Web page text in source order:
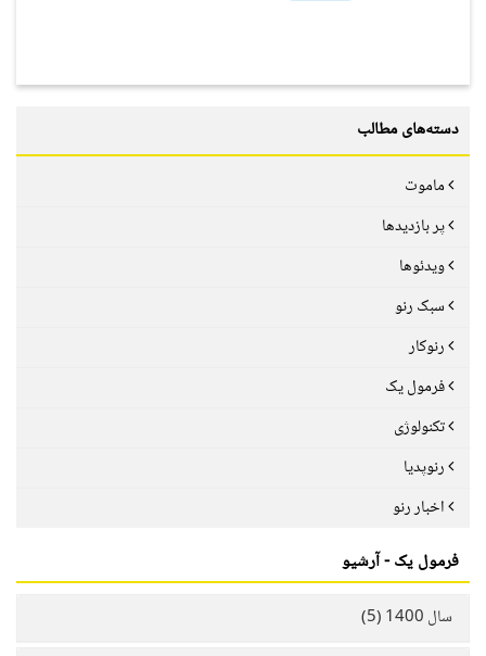
دسته‌های مطالب
ماموت
پر بازدیدها
ویدئوها
سبک رنو
رنوکار
فرمول یک
تکنولوژی
رنوپدیا
اخبار رنو
فرمول یک - آرشیو
سال 1400 (5)